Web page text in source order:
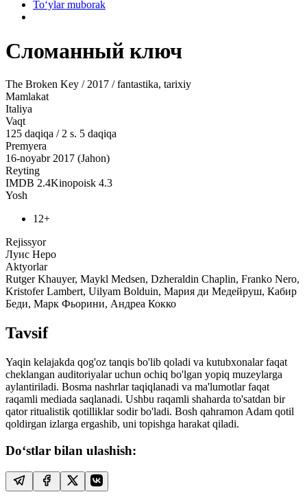
Toʻylar muborak
Сломанный ключ
The Broken Key / 2017 / fantastika, tarixiy
Mamlakat
Italiya
Vaqt
125 daqiqa / 2 s. 5 daqiqa
Premyera
16-noyabr 2017 (Jahon)
Reyting
IMDB 2.4Kinopoisk 4.3
Yosh
12+
Rejissyor
Луис Неро
Aktyorlar
Rutger Khauyer, Maykl Medsen, Dzheraldin Chaplin, Franko Nero,
Kristofer Lambert, Uilyam Bolduin, Мария ди Медейруш, Кабир
Беди, Марк Фьорини, Андреа Кокко
Tavsif
Yaqin kelajakda qog'oz tanqis bo'lib qoladi va kutubxonalar faqat
cheklangan auditoriyalar uchun ochiq bo'lgan yopiq muzeylarga
aylantiriladi. Bosma nashrlar taqiqlanadi va ma'lumotlar faqat
raqamli mediada saqlanadi. Ushbu raqamli shaharda to'satdan bir
qator ritualistik qotilliklar sodir bo'ladi. Bosh qahramon Adam qotil
qoldirgan izlarga ergashib, uni topishga harakat qiladi.
Do‘stlar bilan ulashish: